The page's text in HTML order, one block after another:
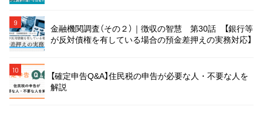
9
金融機関調査（その２）｜徴収の智慧 第30話 【銀行等
が反対債権を有している場合の預金差押えの実務対応】
10
【確定申告Q&A】住民税の申告が必要な人・不要な人を
解説